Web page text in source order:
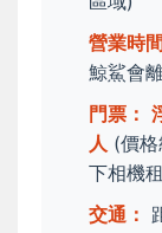
營業時
鯨鯊會
門票：
人 (價
下相機
交通：